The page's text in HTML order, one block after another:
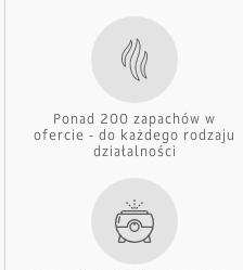
Ponad 200 zapachów w
ofercie - do każdego rodzaju
działalności